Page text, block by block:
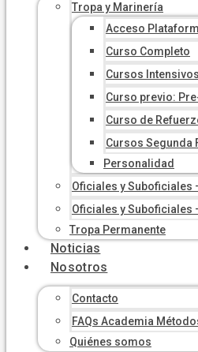
Tropa y Marinería
Acceso
Curso Completo
Cursos Intensivos
Curso previo:
Curso de
Cursos Segunda
Personalidad
Oficiales y Suboficiales
Oficiales y Suboficiales
Tropa Permanente
Noticias
Nosotros
Contacto
FAQs Academia
Quiénes somos